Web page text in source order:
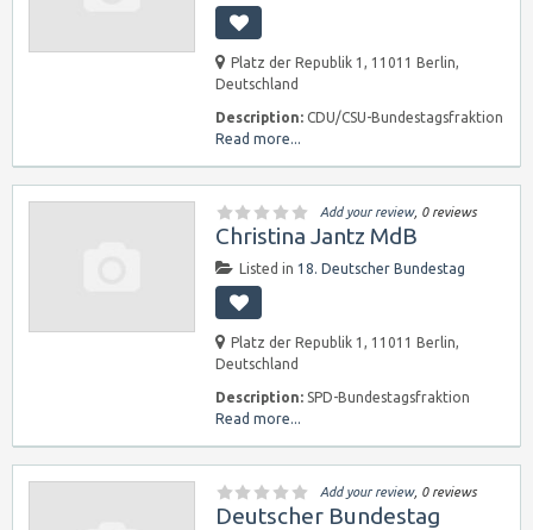
Platz der Republik 1, 11011 Berlin,
Deutschland
Description: CDU/CSU-Bundestagsfraktion
Read more...
Add your review, 0 reviews
Christina Jantz MdB
Listed in 18. Deutscher Bundestag
Platz der Republik 1, 11011 Berlin,
Deutschland
Description: SPD-Bundestagsfraktion
Read more...
Add your review, 0 reviews
Deutscher Bundestag